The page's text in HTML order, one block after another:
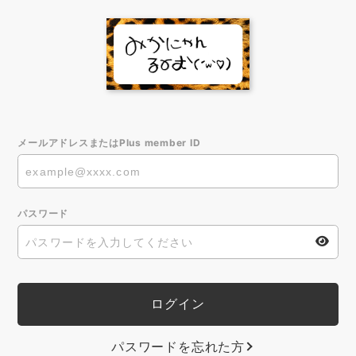
メールアドレスまたはPlus member ID
パスワード
パスワードを忘れた方